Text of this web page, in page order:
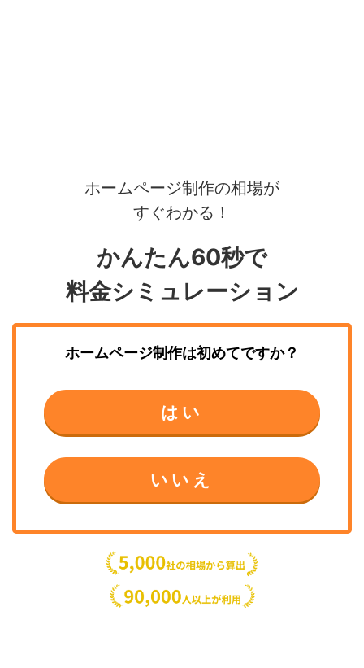
ホームページ制作の相場が
すぐわかる！
かんたん60秒で
料金シミュレーション
ホームページ制作は初めてですか？
はい
いいえ